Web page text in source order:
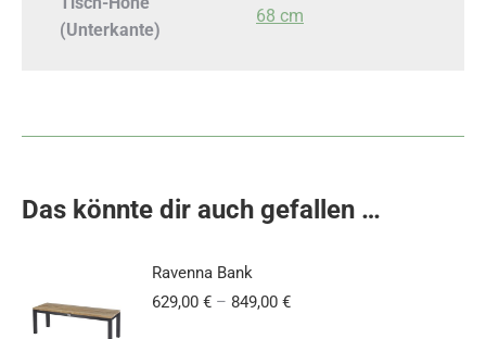
(Unterkante)
68 cm
Das könnte dir auch gefallen …
Ravenna Bank
629,00 € – 849,00 €